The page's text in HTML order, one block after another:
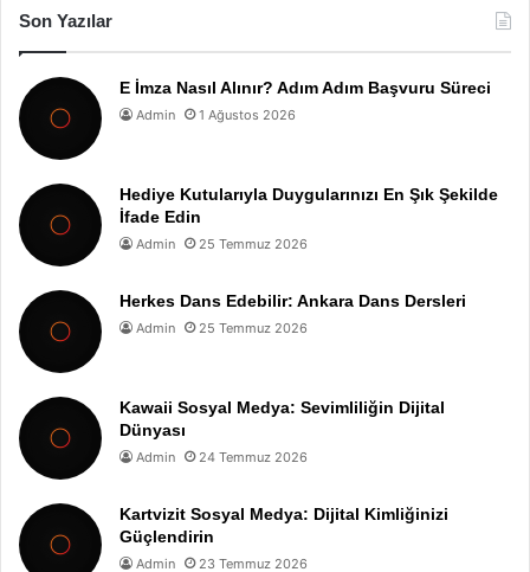
Son Yazılar
E İmza Nasıl Alınır? Adım Adım Başvuru Süreci
Admin 1 Ağustos 2026
Hediye Kutularıyla Duygularınızı En Şık Şekilde
İfade Edin
Admin 25 Temmuz 2026
Herkes Dans Edebilir: Ankara Dans Dersleri
Admin 25 Temmuz 2026
Kawaii Sosyal Medya: Sevimliliğin Dijital
Dünyası
Admin 24 Temmuz 2026
Kartvizit Sosyal Medya: Dijital Kimliğinizi
Güçlendirin
Admin 23 Temmuz 2026